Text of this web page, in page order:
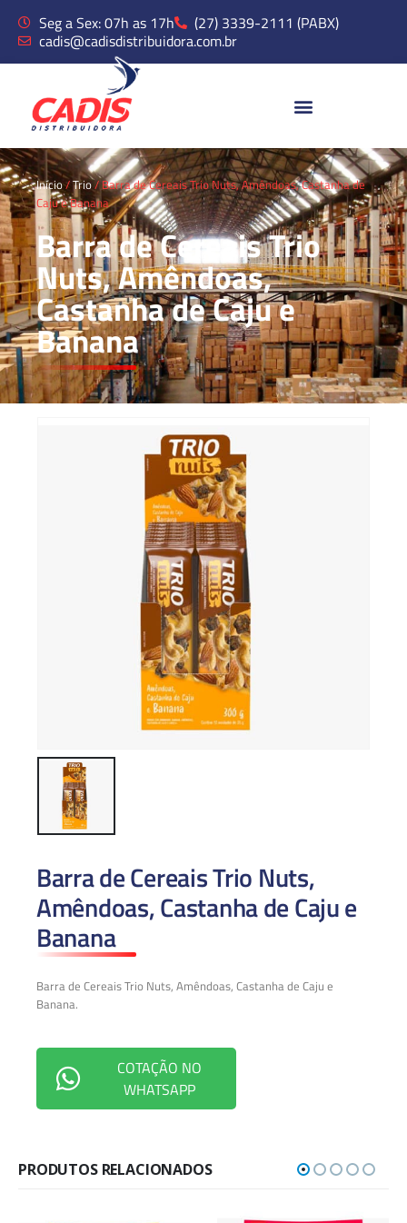
Seg a Sex: 07h as 17h
(27) 3339-2111 (PABX)
cadis@cadisdistribuidora.com.br
Início/Trio/ Barra de Cereais Trio Nuts, Amêndoas, Castanha de
Caju e Banana
Barra de Cereais Trio
Nuts, Amêndoas,
Castanha de Caju e
Banana
Barra de Cereais Trio Nuts,
Amêndoas, Castanha de Caju e
Banana
Barra de Cereais Trio Nuts, Amêndoas, Castanha de Caju e
Banana.
COTAÇÃO NO
WHATSAPP
PRODUTOS RELACIONADOS